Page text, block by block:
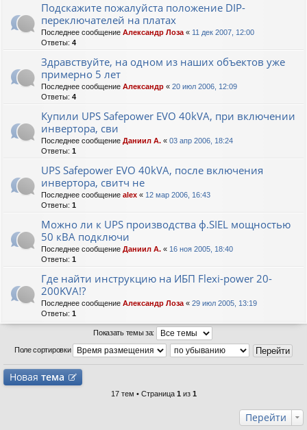
Подскажите пожалуйста положение DIP-
переключателей на платах
Последнее сообщение Александр Лоза « 11 дек 2007, 12:00
Ответы: 4
Здравствуйте, на одном из наших объектов уже
примерно 5 лет
Последнее сообщение Александр « 20 июл 2006, 12:09
Ответы: 4
Купили UPS Safepower EVO 40kVA, при включении
инвертора, сви
Последнее сообщение Даниил А. « 03 апр 2006, 18:24
Ответы: 1
UPS Safepower EVO 40kVA, после включения
инвертора, свитч не
Последнее сообщение alex « 12 мар 2006, 16:43
Ответы: 1
Можно ли к UPS производства ф.SIEL мощностью
50 кВА подключи
Последнее сообщение Даниил А. « 16 ноя 2005, 18:40
Ответы: 1
Где найти инструкцию на ИБП Flexi-power 20-
200KVA!?
Последнее сообщение Александр Лоза « 29 июл 2005, 13:19
Ответы: 1
Показать темы за:
Поле сортировки
Новая тема
17 тем • Страница 1 из 1
Перейти